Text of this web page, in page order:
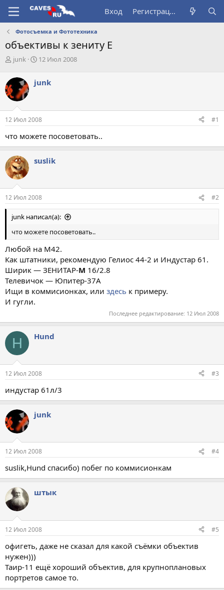
Вход Регистрация
Фотосъемка и Фототехника
объективы к зениту Е
А
т
р
т
е
м
junk
Д
а
ч
а
а
12 Июл 2008
junk
12 Июл 2008 #1
что можете посоветовать..
suslik
12 Июл 2008 #2
junk написал(а):
что можете посоветовать..
Любой на М42.
Как штатники, рекомендую Гелиос 44-2 и Индустар 61.
Ширик — ЗЕНИТАР-М 16/2.8
Телевичок — Юпитер-37А
Ищи в коммисионках, или здесь к примеру.
И гугли.
Последнее редактирование: 12 Июл 2008
H Hund
12 Июл 2008 #3
индустар 61л/3
junk
12 Июл 2008 #4
suslik,Hund спасибо) побег по коммисионкам
штык
12 Июл 2008 #5
офигеть, даже не сказал для какой съёмки объектив
нужен)))
Таир-11 ещё хороший объектив, для крупноплановых
портретов самое то.